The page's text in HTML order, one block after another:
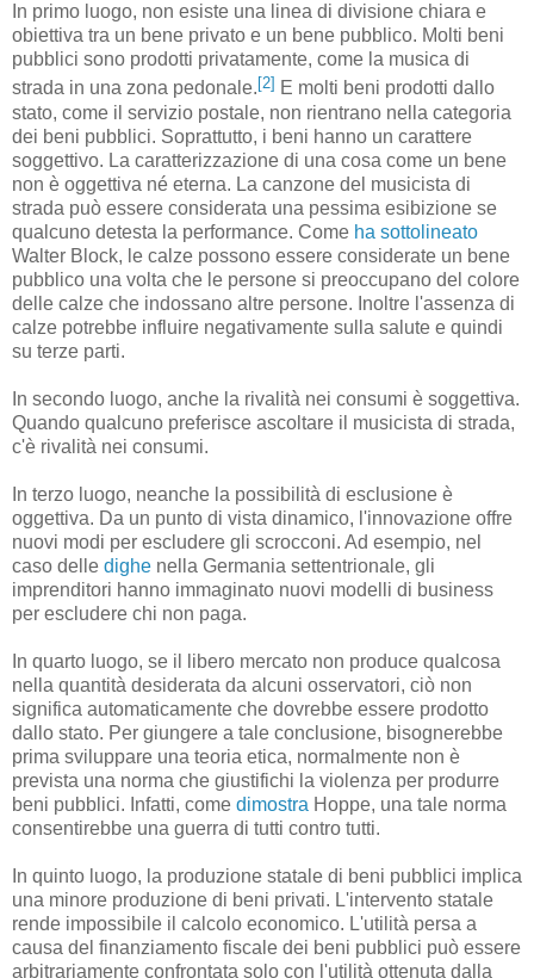
In primo luogo, non esiste una linea di divisione chiara e
obiettiva tra un bene privato e un bene pubblico. Molti beni
pubblici sono prodotti privatamente, come la musica di
strada in una zona pedonale.[2] E molti beni prodotti dallo
stato, come il servizio postale, non rientrano nella categoria
dei beni pubblici. Soprattutto, i beni hanno un carattere
soggettivo. La caratterizzazione di una cosa come un bene
non è oggettiva né eterna. La canzone del musicista di
strada può essere considerata una pessima esibizione se
qualcuno detesta la performance. Come ha sottolineato
Walter Block, le calze possono essere considerate un bene
pubblico una volta che le persone si preoccupano del colore
delle calze che indossano altre persone. Inoltre l'assenza di
calze potrebbe influire negativamente sulla salute e quindi
su terze parti.
In secondo luogo, anche la rivalità nei consumi è soggettiva.
Quando qualcuno preferisce ascoltare il musicista di strada,
c'è rivalità nei consumi.
In terzo luogo, neanche la possibilità di esclusione è
oggettiva. Da un punto di vista dinamico, l'innovazione offre
nuovi modi per escludere gli scrocconi. Ad esempio, nel
caso delle dighe nella Germania settentrionale, gli
imprenditori hanno immaginato nuovi modelli di business
per escludere chi non paga.
In quarto luogo, se il libero mercato non produce qualcosa
nella quantità desiderata da alcuni osservatori, ciò non
significa automaticamente che dovrebbe essere prodotto
dallo stato. Per giungere a tale conclusione, bisognerebbe
prima sviluppare una teoria etica, normalmente non è
prevista una norma che giustifichi la violenza per produrre
beni pubblici. Infatti, come dimostra Hoppe, una tale norma
consentirebbe una guerra di tutti contro tutti.
In quinto luogo, la produzione statale di beni pubblici implica
una minore produzione di beni privati. L'intervento statale
rende impossibile il calcolo economico. L'utilità persa a
causa del finanziamento fiscale dei beni pubblici può essere
arbitrariamente confrontata solo con l'utilità ottenuta dalla